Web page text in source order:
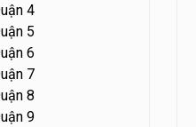
4
5
6
7
8
9